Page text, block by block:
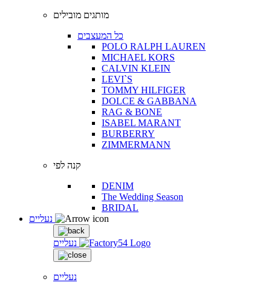
מותגים מובילים
כל המעצבים
POLO RALPH LAUREN
MICHAEL KORS
CALVIN KLEIN
LEVI`S
TOMMY HILFIGER
DOLCE & GABBANA
RAG & BONE
ISABEL MARANT
BURBERRY
ZIMMERMANN
קנה לפי
DENIM
The Wedding Season
BRIDAL
נעליים
נעליים